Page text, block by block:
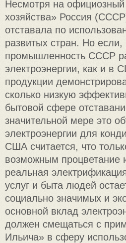
Несмотря на официозный
хозяйства» Россия
отставала по
развитых стран. Но
промышленность СССР
электроэнергии, как и в
продукции
сколько низкую
бытовой сфере
значительной мере это
электроэнергии для
США считается, что
возможным процветание
реальная
услуг и быта людей
социально значимых и
основной вклад
должен смещаться с
Ильича» в сферу